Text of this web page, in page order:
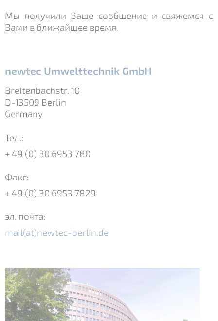
Мы получили Ваше сообщение и свяжемся с
Вами в ближайщее время.
newtec Umwelttechnik GmbH
Breitenbachstr. 10
D-13509 Berlin
Germany
Тел.:
+ 49 (0) 30 6953 780
Факс:
+ 49 (0) 30 6953 7829
эл. почта:
mail(at)newtec-berlin.de